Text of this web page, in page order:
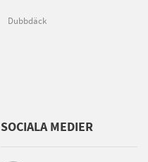
Dubbdäck
SOCIALA MEDIER